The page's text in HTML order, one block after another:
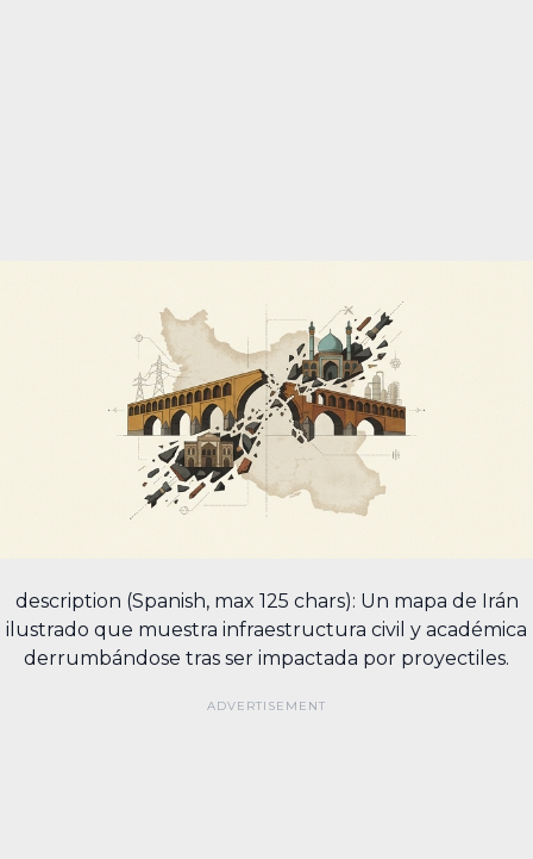
description (Spanish, max 125 chars): Un mapa de Irán
ilustrado que muestra infraestructura civil y académica
derrumbándose tras ser impactada por proyectiles.